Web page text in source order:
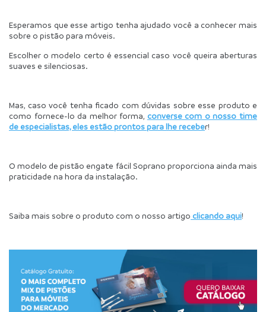
Esperamos que esse artigo tenha ajudado você a conhecer mais
sobre o pistão para móveis.
Escolher o modelo certo é essencial caso você queira aberturas
suaves e silenciosas.
Mas, caso você tenha ficado com dúvidas sobre esse produto e
como fornece-lo da melhor forma, converse com o nosso time
de especialistas, eles estão prontos para lhe receber!
O modelo de pistão engate fácil Soprano proporciona ainda mais
praticidade na hora da instalação.
Saiba mais sobre o produto com o nosso artigo clicando aqui!